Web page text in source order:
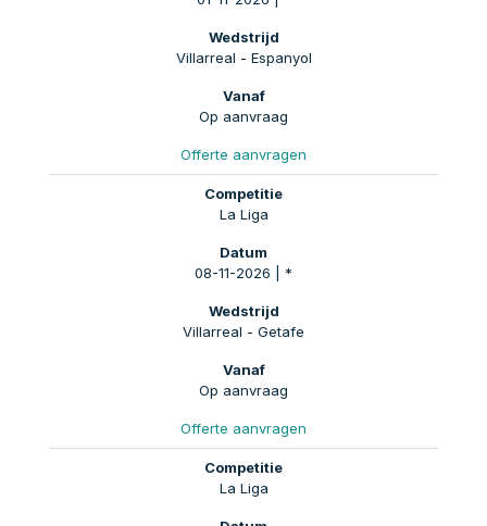
Villarreal - Espanyol
Op aanvraag
Offerte aanvragen
La Liga
08-11-2026 | *
Villarreal - Getafe
Op aanvraag
Offerte aanvragen
La Liga